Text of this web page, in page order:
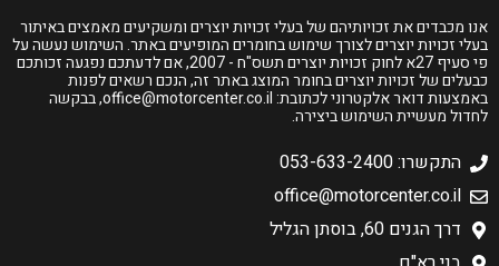
אנו מכבדים את זכויותיהם של בעלי זכויות יוצרים ומשקיעים מאמצים באיתור
בעלי זכויות יוצרים לצורך שימוש בחומרים המופיעים באתר. השימוש נעשה על
פי סעיף 27א לחוק זכויות יוצרים תשס"ח - 2007, אם לדעתכם נפגעה זכותכם
כבעלים של זכויות יוצרים בחומר המוצג באתר זה, הנכם רשאים לפנות
באמצעות דואר אלקטרוני לכתובת:office@motorcenter.co.il, בבקשה
לחדול מעשיית השימוש ביצירה.
התקשרו: 053-633-2400
office@motorcenter.co.il
דרך הגנים 60, בוסתן הגליל